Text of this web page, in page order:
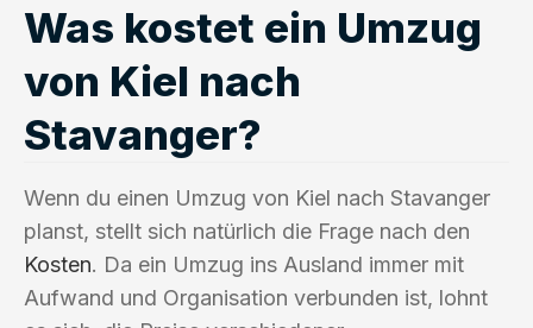
Was kostet ein Umzug
von Kiel nach
Stavanger?
Wenn du einen Umzug von Kiel nach Stavanger
planst, stellt sich natürlich die Frage nach den
Kosten. Da ein Umzug ins Ausland immer mit
Aufwand und Organisation verbunden ist, lohnt